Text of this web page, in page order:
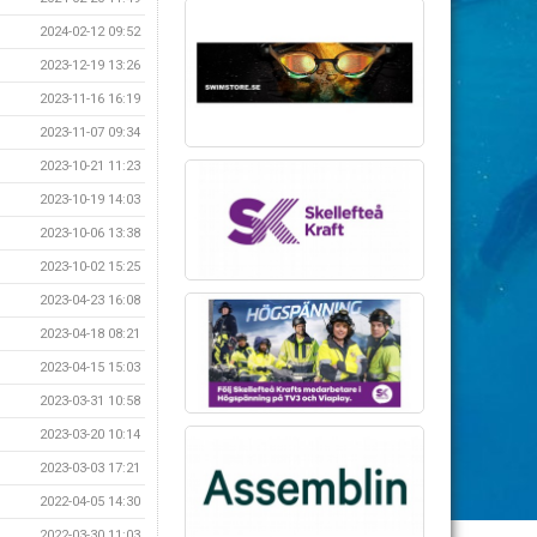
2024-02-12 09:52
2023-12-19 13:26
2023-11-16 16:19
2023-11-07 09:34
2023-10-21 11:23
2023-10-19 14:03
2023-10-06 13:38
2023-10-02 15:25
2023-04-23 16:08
2023-04-18 08:21
2023-04-15 15:03
2023-03-31 10:58
2023-03-20 10:14
2023-03-03 17:21
2022-04-05 14:30